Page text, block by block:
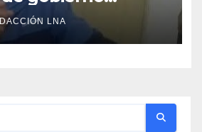
la crisis de
en
LNA